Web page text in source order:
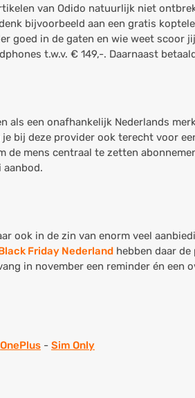
van Odido natuurlijk niet
bijvoorbeeld aan een gratis
goed in de gaten en wie weet scoor
t.w.v. € 149,-. Daarnaast
als een onafhankelijk Nederlands
bij deze provider ook terecht voor
de mens centraal te zetten
aanbod.
ook in de zin van enorm veel
Friday Nederland hebben daar
in november een reminder én een
OnePlus - Sim Only